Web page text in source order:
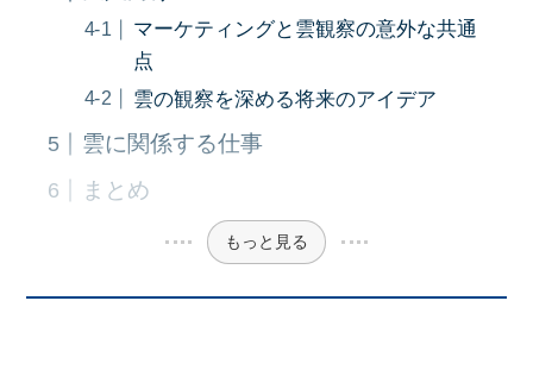
マーケティングと雲観察の意外な共通
点
雲の観察を深める将来のアイデア
雲に関係する仕事
まとめ
もっと見る